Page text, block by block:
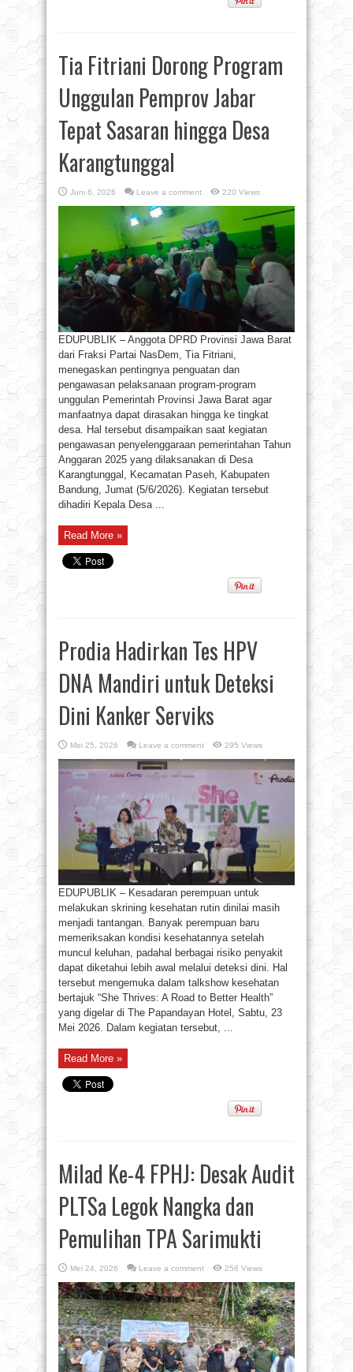
Tia Fitriani Dorong Program
Unggulan Pemprov Jabar
Tepat Sasaran hingga Desa
Karangtunggal
Juni 6, 2026 Leave a comment 220 Views
EDUPUBLIK – Anggota DPRD Provinsi Jawa Barat
dari Fraksi Partai NasDem, Tia Fitriani,
menegaskan pentingnya penguatan dan
pengawasan pelaksanaan program-program
unggulan Pemerintah Provinsi Jawa Barat agar
manfaatnya dapat dirasakan hingga ke tingkat
desa. Hal tersebut disampaikan saat kegiatan
pengawasan penyelenggaraan pemerintahan Tahun
Anggaran 2025 yang dilaksanakan di Desa
Karangtunggal, Kecamatan Paseh, Kabupaten
Bandung, Jumat (5/6/2026). Kegiatan tersebut
dihadiri Kepala Desa ...
Read More »
Prodia Hadirkan Tes HPV
DNA Mandiri untuk Deteksi
Dini Kanker Serviks
Mei 25, 2026 Leave a comment 295 Views
EDUPUBLIK – Kesadaran perempuan untuk
melakukan skrining kesehatan rutin dinilai masih
menjadi tantangan. Banyak perempuan baru
memeriksakan kondisi kesehatannya setelah
muncul keluhan, padahal berbagai risiko penyakit
dapat diketahui lebih awal melalui deteksi dini. Hal
tersebut mengemuka dalam talkshow kesehatan
bertajuk “She Thrives: A Road to Better Health”
yang digelar di The Papandayan Hotel, Sabtu, 23
Mei 2026. Dalam kegiatan tersebut, ...
Read More »
Milad Ke-4 FPHJ: Desak Audit
PLTSa Legok Nangka dan
Pemulihan TPA Sarimukti
Mei 24, 2026 Leave a comment 256 Views